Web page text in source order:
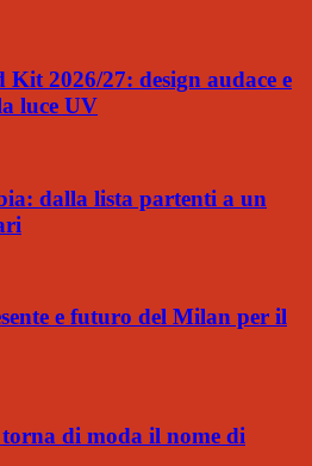
2026/27: design audace e
luce UV
dalla lista partenti a un
e futuro del Milan per il
di moda il nome di